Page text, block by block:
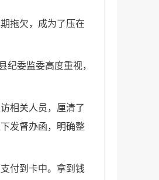
拖欠，成为了压在
纪委监委高度重视，
相关人员，厘清了
发督办函，明确整
付到卡中。拿到钱